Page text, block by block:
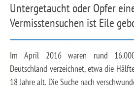
Untergetaucht oder Opfer
Vermisstensuchen ist Eile
Im April 2016 waren rund
Deutschland verzeichnet, etwa die
18 Jahre alt. Die Suche nach